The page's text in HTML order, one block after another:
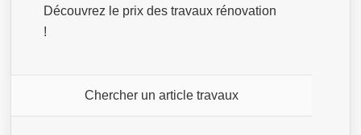
Découvrez le prix des travaux rénovation
!
Chercher un article travaux